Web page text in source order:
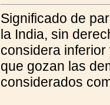
Significado de
la India, sin
considera
que gozan las
considerados